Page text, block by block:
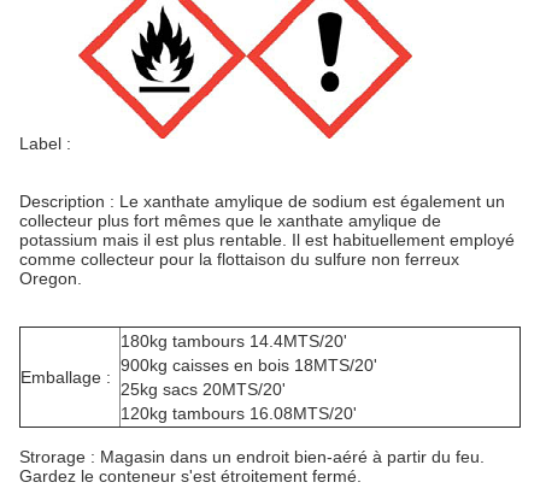
Label :
Description : Le xanthate amylique de sodium est également un
collecteur plus fort mêmes que le xanthate amylique de
potassium mais il est plus rentable. Il est habituellement employé
comme collecteur pour la flottaison du sulfure non ferreux
Oregon.
Emballage :
180kg tambours 14.4MTS/20'
900kg caisses en bois 18MTS/20'
25kg sacs 20MTS/20'
120kg tambours 16.08MTS/20'
Strorage : Magasin dans un endroit bien-aéré à partir du feu.
Gardez le conteneur s'est étroitement fermé.